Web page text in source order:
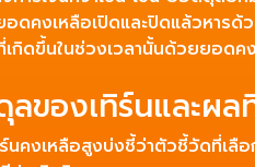
ดคงเหลือเปิดและปิดแล้วหาร
กิดขึ้นในช่วงเวลานั้นด้วยยอ
ของเทิร์นและผล
คงเหลือสูงบ่งชี้ว่าตัวชี้วัดที่เลื